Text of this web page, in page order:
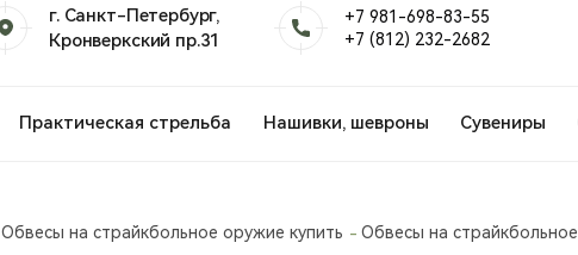
г. Санкт-Петербург,
Кронверкский пр.31
+7 981-698-83-55
+7 (812) 232-2682
Практическая стрельба Нашивки, шевроны Сувениры
Обвесы на страйкбольное оружие купить Обвесы на